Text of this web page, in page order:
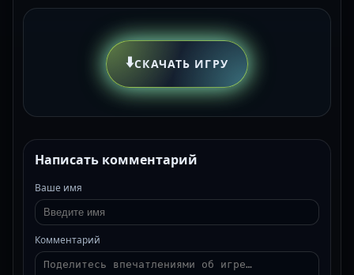
⬇️СКАЧАТЬ ИГРУ
Написать комментарий
Ваше имя
Комментарий